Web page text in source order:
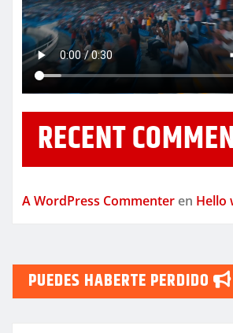
RECENT
A WordPress Commenter en Hello
PUEDES HABERTE PERDIDO